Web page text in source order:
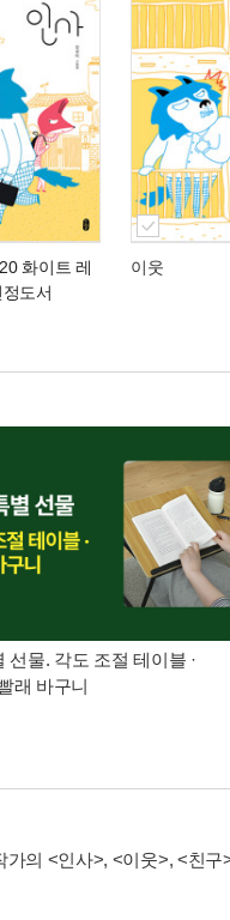
화이트 레
도서
이웃
선물. 각도 조절 테이블 ·
래 바구니
가의 <인사>, <이웃>, <친구